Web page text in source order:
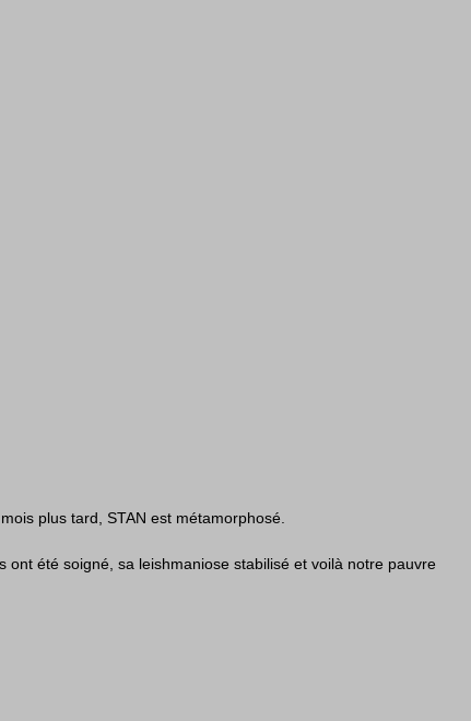
2 mois plus tard, STAN est métamorphosé.
ont été soigné, sa leishmaniose stabilisé et voilà notre pauvre